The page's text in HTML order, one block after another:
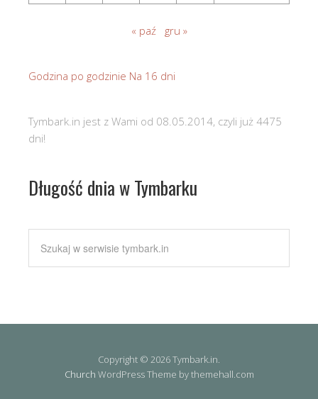
« paź gru »
Godzina po godzinie Na 16 dni
Tymbark.in jest z Wami od 08.05.2014, czyli już 4475
dni!
Długość dnia w Tymbarku
Copyright © 2026 Tymbark.in.
Church WordPress Theme by themehall.com